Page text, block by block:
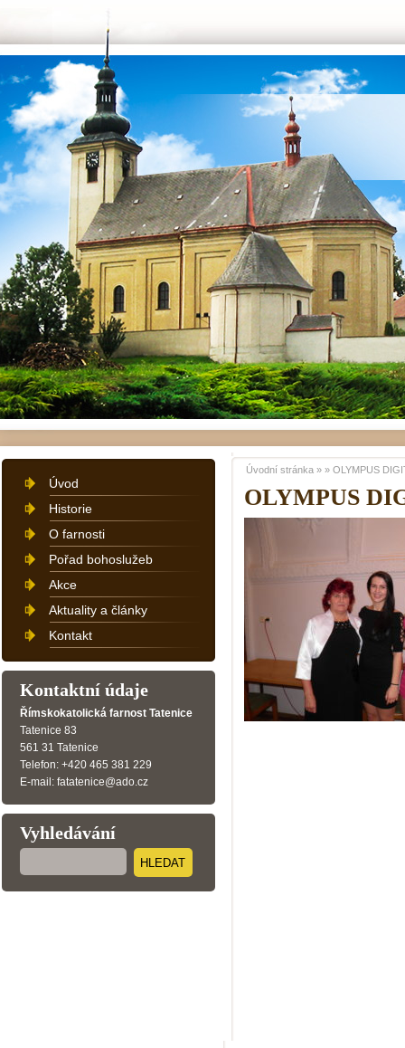
OLYMPUS
Úvodní stránka » » OLYMPUS
Úvod
Historie
O farnosti
Pořad bohoslužeb
Akce
Aktuality a články
Kontakt
Kontaktní údaje
Římskokatolická farnost Tatenice
Tatenice 83
561 31 Tatenice
Telefon: +420 465 381 229
E-mail: fatatenice@ado.cz
Vyhledávání
HLEDAT